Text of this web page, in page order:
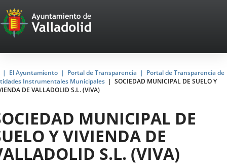
Portal
Web
del
Ayuntamiento
de
Valladolid
El Ayuntamiento Portal de Transparencia
Portal de Transparencia de
Instrumentales Municipales
SOCIEDAD MUNICIPAL DE SUELO Y
DE VALLADOLID S.L. (VIVA)
MUNICIPAL DE
Y VIVIENDA DE
S.L. (VIVA)